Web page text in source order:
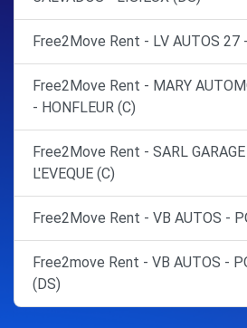
Free2Move Rent - LV AUTOS 27
Free2Move Rent - MARY
- HONFLEUR (C)
Free2Move Rent - SARL
L'EVEQUE (C)
Free2Move Rent - VB AUTOS -
Free2move Rent - VB AUTOS -
(DS)